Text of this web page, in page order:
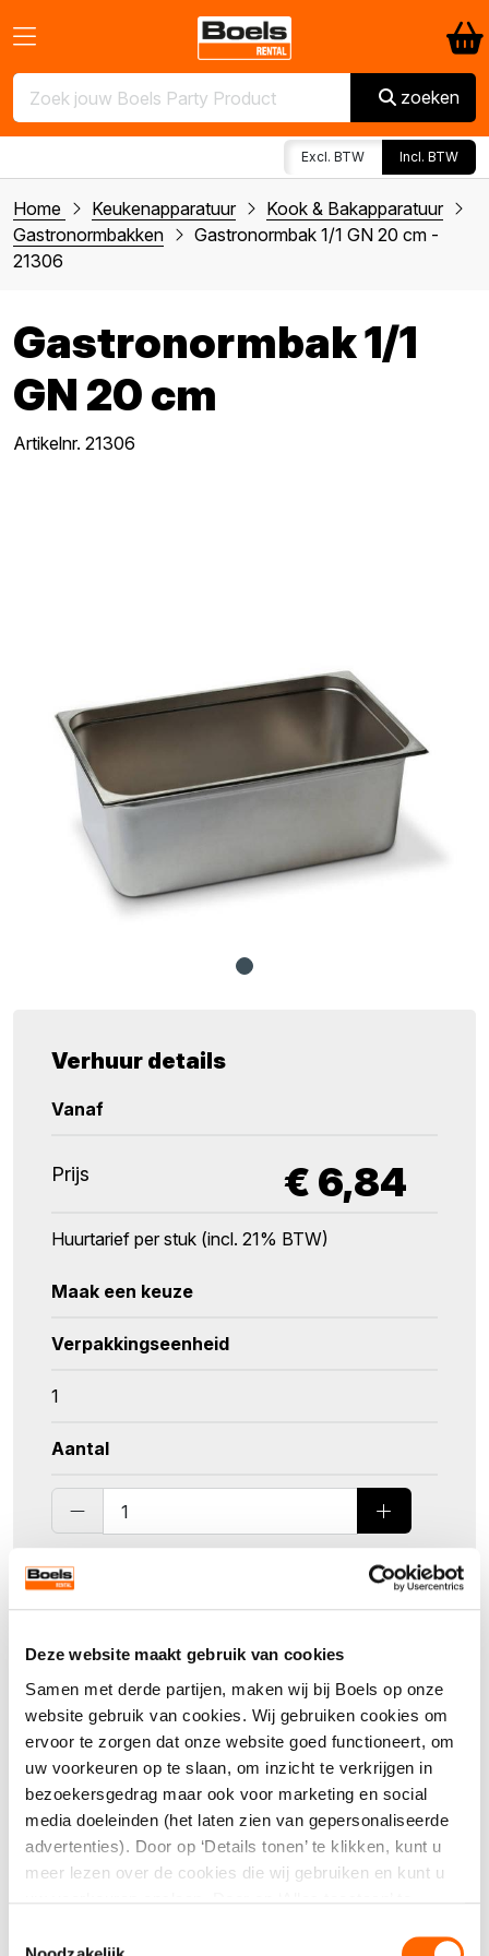
Deze website maakt gebruik van cookies
Samen met derde partijen, maken wij bij Boels op onze
website gebruik van cookies. Wij gebruiken cookies om
ervoor te zorgen dat onze website goed functioneert, om
uw voorkeuren op te slaan, om inzicht te verkrijgen in
bezoekersgedrag maar ook voor marketing en social
media doeleinden (het laten zien van gepersonaliseerde
advertenties). Door op ‘Details tonen’ te klikken, kunt u
meer lezen over de cookies die wij gebruiken en kunt u
zoals omschreven in onze cookieverklaring. U kunt uw
zoeken
Excl. BTW Incl. BTW
Home Keukenapparatuur
Kook & Bakapparatuur
Gastronormbakken
Gastronormbak 1/1 GN 20 cm -
21306
Gastronormbak 1/1
GN 20 cm
Artikelnr. 21306
Verhuur details
Vanaf
Prijs € 6,84
Huurtarief per stuk (incl. 21% BTW)
Maak een keuze
Verpakkingseenheid
1
Aantal
assortiment
Specificaties
Breedte